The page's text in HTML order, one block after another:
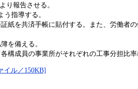
り報告させる。
指導する。
紙を共済手帳に貼付する。また、労働者
を備える。
成員の事業所がそれぞれの工事分担比率
イル／150KB]